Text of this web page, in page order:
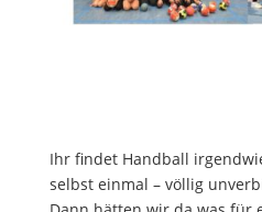
Ihr findet Handball
selbst einmal – völlig